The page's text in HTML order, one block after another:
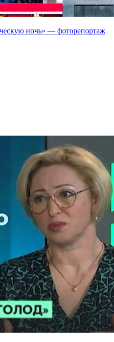
ночь» — фоторепортаж